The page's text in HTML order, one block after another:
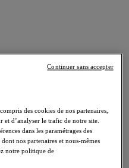
des cookies de nos partenaires,
d’analyser le trafic de notre site.
dans les paramétrages des
nos partenaires et nous-mêmes
notre politique de
Continuer sans accepter